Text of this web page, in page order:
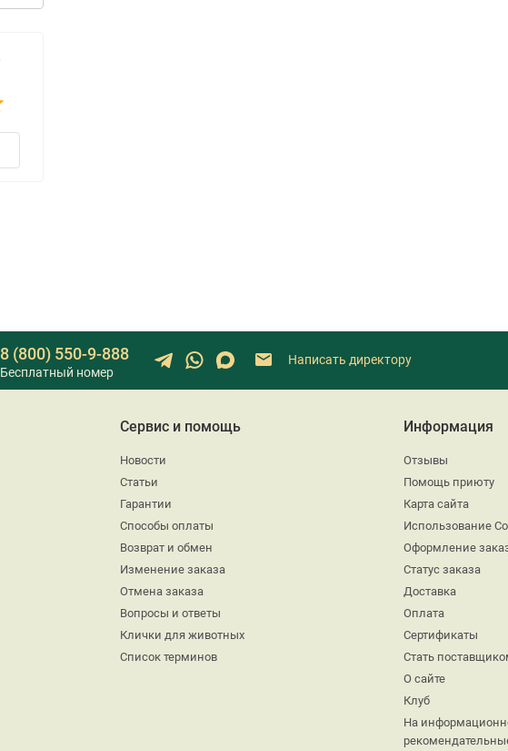
8 (800) 550-9-888
Бесплатный номер
Написать директору
Сервис и помощь
Новости
Статьи
Гарантии
Способы оплаты
Возврат и обмен
Изменение заказа
Отмена заказа
Вопросы и ответы
Клички для животных
Список терминов
Информация
Отзывы
Помощь приюту
Карта сайта
Использование
Оформление
Статус заказа
Доставка
Оплата
Сертификаты
Стать
О сайте
Клуб
На